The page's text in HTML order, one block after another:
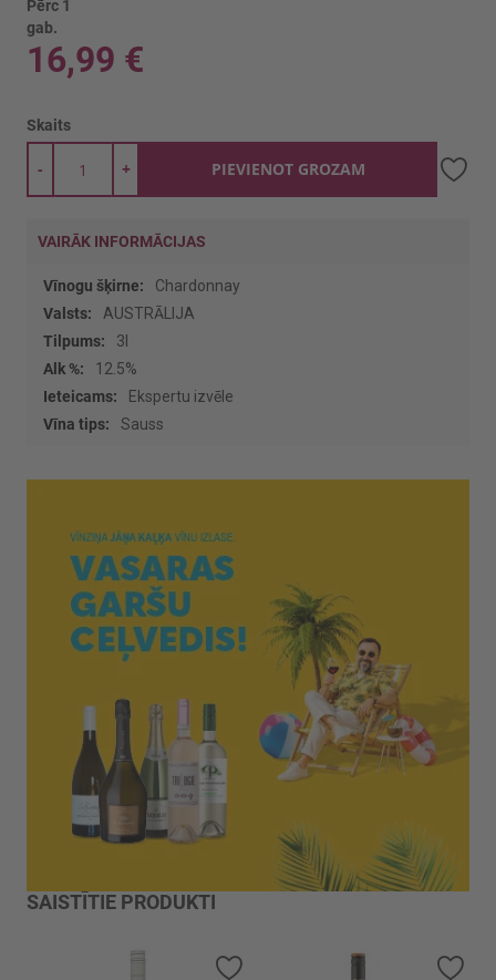
Pērc 1
gab.
16,99 €
Skaits
+
- PIEVIENOT GROZAM
VAIRĀK INFORMĀCIJAS
Vairāk
informācijas
Chardonnay
AUSTRĀLIJA
3l
12.5%
Ekspertu izvēle
Sauss
SAISTĪTIE PRODUKTI
Pievienot vēlmju sarakstam